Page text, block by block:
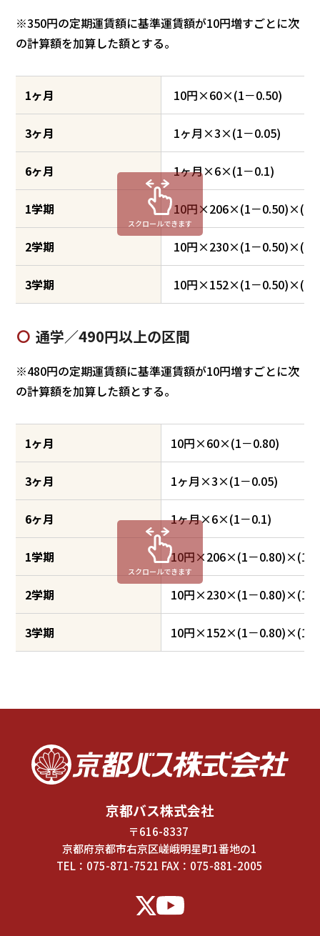
※350円の定期運賃額に基準運賃額が10円増すごとに次
の計算額を加算した額とする。
1ヶ月 10円×60×(1－0.50)
3ヶ月 1ヶ月×3×(1－0.05)
6ヶ月 1ヶ月×6×(1－0.1)
1学期 10円×206×(1－0.50)×(1
2学期 10円×230×(1－0.50)×(1
3学期 10円×152×(1－0.50)×(1
スクロールできます
通学／490円以上の区間
※480円の定期運賃額に基準運賃額が10円増すごとに次
の計算額を加算した額とする。
1ヶ月 10円×60×(1－0.80)
3ヶ月 1ヶ月×3×(1－0.05)
6ヶ月 1ヶ月×6×(1－0.1)
1学期 10円×206×(1－0.80)×(1
2学期 10円×230×(1－0.80)×(1
3学期 10円×152×(1－0.80)×(1
スクロールできます
京都バス株式会社
〒616-8337
京都府京都市右京区嵯峨明星町1番地の1
TEL： 075-871-7521 FAX：075-881-2005